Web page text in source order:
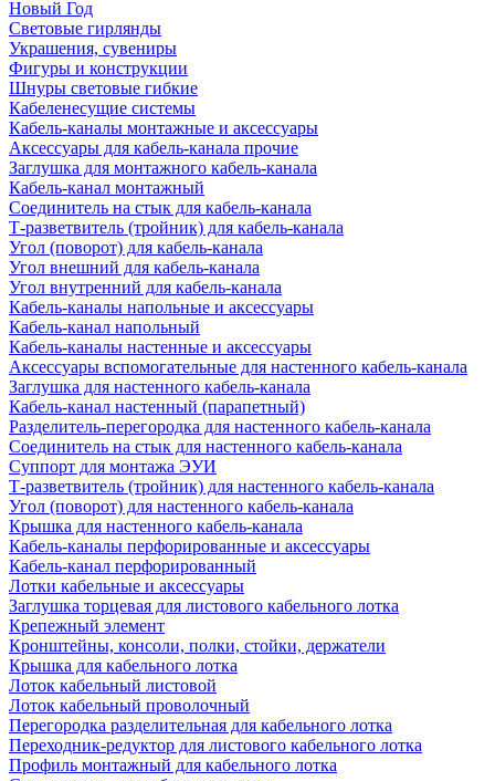
Новый Год
Световые гирлянды
Украшения, сувениры
Фигуры и конструкции
Шнуры световые гибкие
Кабеленесущие системы
Кабель-каналы монтажные и аксессуары
Аксессуары для кабель-канала прочие
Заглушка для монтажного кабель-канала
Кабель-канал монтажный
Соединитель на стык для кабель-канала
Т-разветвитель (тройник) для кабель-канала
Угол (поворот) для кабель-канала
Угол внешний для кабель-канала
Угол внутренний для кабель-канала
Кабель-каналы напольные и аксессуары
Кабель-канал напольный
Кабель-каналы настенные и аксессуары
Аксессуары вспомогательные для настенного кабель-канала
Заглушка для настенного кабель-канала
Кабель-канал настенный (парапетный)
Разделитель-перегородка для настенного кабель-канала
Соединитель на стык для настенного кабель-канала
Суппорт для монтажа ЭУИ
Т-разветвитель (тройник) для настенного кабель-канала
Угол (поворот) для настенного кабель-канала
Крышка для настенного кабель-канала
Кабель-каналы перфорированные и аксессуары
Кабель-канал перфорированный
Лотки кабельные и аксессуары
Заглушка торцевая для листового кабельного лотка
Крепежный элемент
Кронштейны, консоли, полки, стойки, держатели
Крышка для кабельного лотка
Лоток кабельный листовой
Лоток кабельный проволочный
Перегородка разделительная для кабельного лотка
Переходник-редуктор для листового кабельного лотка
Профиль монтажный для кабельного лотка